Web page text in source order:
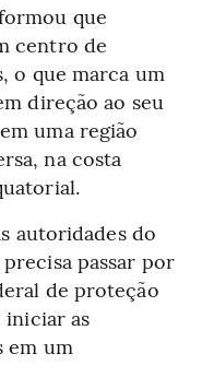
que
centro de
o que marca um
direção ao seu
uma região
na costa
autoridades do
passar por
de proteção
iniciar as
em um